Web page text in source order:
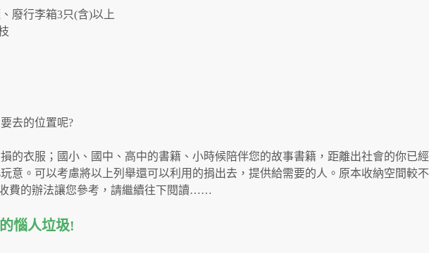
廢行李箱3只(含)以上
去的位置呢?
衣服；國小、國中、高中的書籍、小時候陪伴您的故事書籍，距離出社會的你已經
。可以考慮將以上列舉還可以利用的捐出去，提供給需要的人。原本收納空間較不
費的辦法讓您參考，請繼續往下閱讀……
惱人垃圾!